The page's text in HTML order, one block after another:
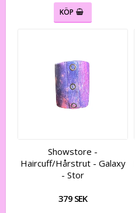
KÖP
Showstore -
Haircuff/Hårstrut - Galaxy
- Stor
379 SEK